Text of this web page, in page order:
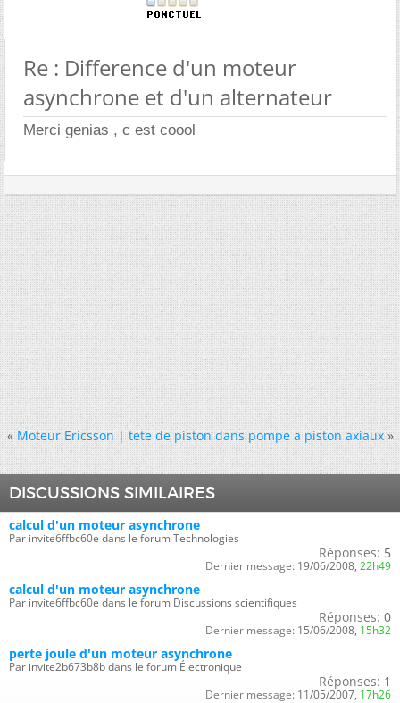
Re : Difference d'un moteur
asynchrone et d'un alternateur
Merci genias , c est coool
« Moteur Ericsson|tete de piston dans pompe a piston axiaux »
DISCUSSIONS SIMILAIRES
calcul d'un moteur asynchrone
Par invite6ffbc60e dans le forum Technologies
Réponses: 5
Dernier message: 19/06/2008, 22h49
calcul d'un moteur asynchrone
Par invite6ffbc60e dans le forum Discussions scientifiques
Réponses: 0
Dernier message: 15/06/2008, 15h32
perte joule d'un moteur asynchrone
Par invite2b673b8b dans le forum Électronique
Réponses: 1
Dernier message: 11/05/2007, 17h26